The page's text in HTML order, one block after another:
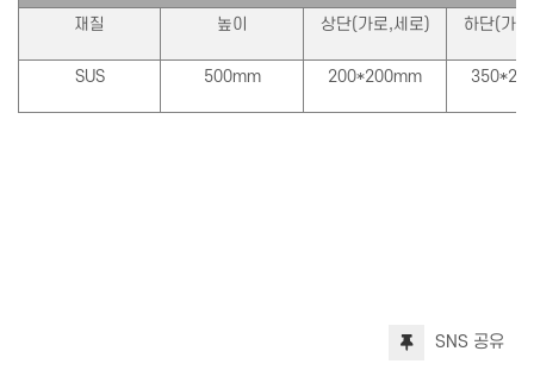
재질 높이 상단(가로,세로) 하단(가
SUS 500mm 200*200mm
SNS 공유